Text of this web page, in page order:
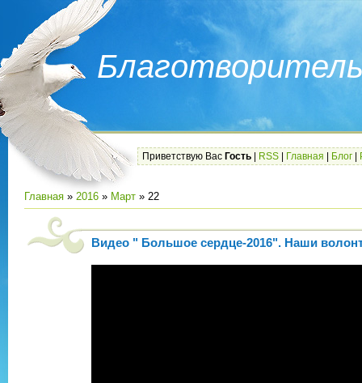
Приветствую Вас Гость RSS Главная Блог
Главная » 2016 » Март » 22
Видео " Большое сердце-2016". Наши